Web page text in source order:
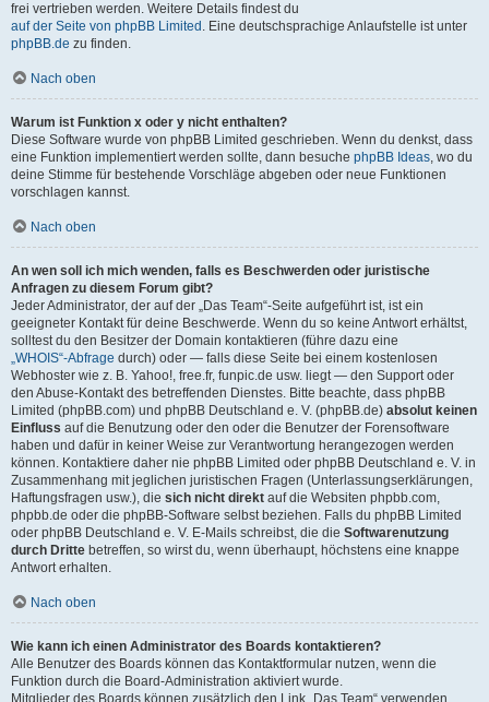
frei vertrieben werden. Weitere Details findest du
auf der Seite von phpBB Limited . Eine deutschsprachige Anlaufstelle ist unter
phpBB.de zu finden.
Nach oben
Warum ist Funktion x oder y nicht enthalten?
Diese Software wurde von phpBB Limited geschrieben. Wenn du denkst, dass
eine Funktion implementiert werden sollte, dann besuche phpBB Ideas, wo du
deine Stimme für bestehende Vorschläge abgeben oder neue Funktionen
vorschlagen kannst.
Nach oben
An wen soll ich mich wenden, falls es Beschwerden oder juristische
Anfragen zu diesem Forum gibt?
Jeder Administrator, der auf der „Das Team“-Seite aufgeführt ist, ist ein
geeigneter Kontakt für deine Beschwerde. Wenn du so keine Antwort erhältst,
solltest du den Besitzer der Domain kontaktieren (führe dazu eine
„WHOIS“-Abfrage durch) oder — falls diese Seite bei einem kostenlosen
Webhoster wie z. B. Yahoo!, free.fr, funpic.de usw. liegt — den Support oder
den Abuse-Kontakt des betreffenden Dienstes. Bitte beachte, dass phpBB
Limited (phpBB.com) und phpBB Deutschland e. V. (phpBB.de) absolut keinen
Einfluss auf die Benutzung oder den oder die Benutzer der Forensoftware
haben und dafür in keiner Weise zur Verantwortung herangezogen werden
können. Kontaktiere daher nie phpBB Limited oder phpBB Deutschland e. V. in
Zusammenhang mit jeglichen juristischen Fragen (Unterlassungserklärungen,
Haftungsfragen usw.), die sich nicht direkt auf die Websiten phpbb.com,
phpbb.de oder die phpBB-Software selbst beziehen. Falls du phpBB Limited
oder phpBB Deutschland e. V. E-Mails schreibst, die die Softwarenutzung
durch Dritte betreffen, so wirst du, wenn überhaupt, höchstens eine knappe
Antwort erhalten.
Nach oben
Wie kann ich einen Administrator des Boards kontaktieren?
Alle Benutzer des Boards können das Kontaktformular nutzen, wenn die
Funktion durch die Board-Administration aktiviert wurde.
Mitglieder des Boards können zusätzlich den Link „Das Team“ verwenden.